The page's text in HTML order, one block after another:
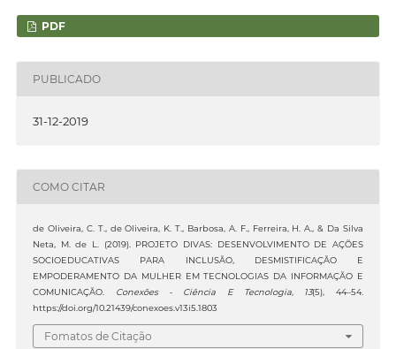
PDF
PUBLICADO
31-12-2019
COMO CITAR
de Oliveira, C. T., de Oliveira, K. T., Barbosa, A. F., Ferreira, H. A., & Da Silva
Neta, M. de L. (2019). PROJETO DIVAS: DESENVOLVIMENTO DE AÇÕES
SOCIOEDUCATIVAS PARA INCLUSÃO, DESMISTIFICAÇÃO E
EMPODERAMENTO DA MULHER EM TECNOLOGIAS DA INFORMAÇÃO E
COMUNICAÇÃO.
Conexões - Ciência E Tecnologia, 13(5), 44–54.
https://doi.org/10.21439/conexoes.v13i5.1803
Fomatos de Citação